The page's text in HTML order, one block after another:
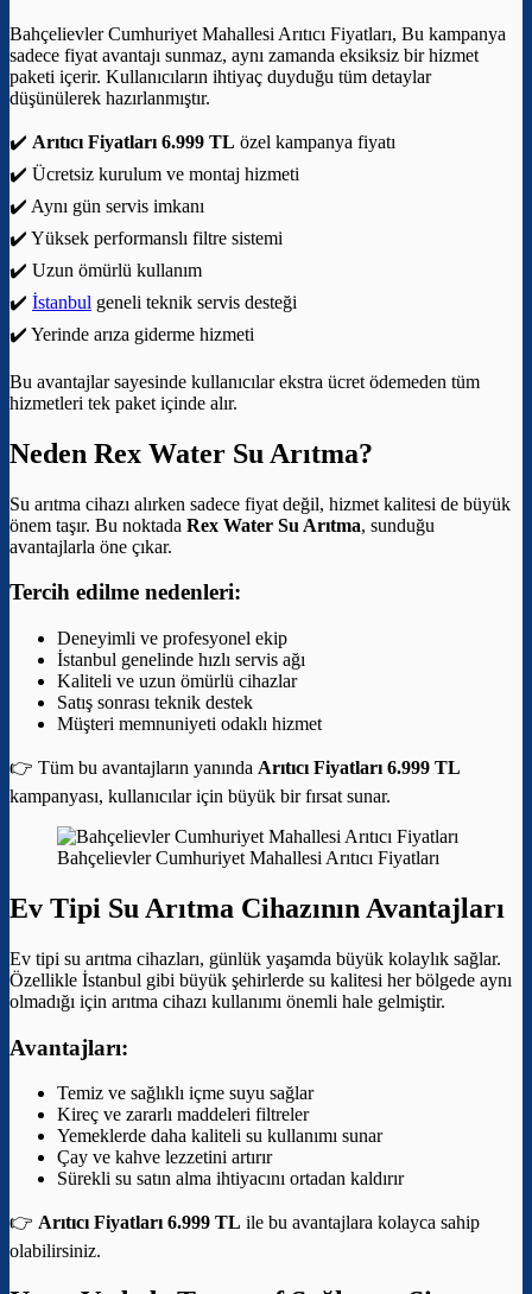
Bahçelievler Cumhuriyet Mahallesi Arıtıcı Fiyatları, Bu kampanya
sadece fiyat avantajı sunmaz, aynı zamanda eksiksiz bir hizmet
paketi içerir. Kullanıcıların ihtiyaç duyduğu tüm detaylar
düşünülerek hazırlanmıştır.
✔️ Arıtıcı Fiyatları 6.999 TL özel kampanya fiyatı
✔️ Ücretsiz kurulum ve montaj hizmeti
✔️ Aynı gün servis imkanı
✔️ Yüksek performanslı filtre sistemi
✔️ Uzun ömürlü kullanım
✔️ İstanbul geneli teknik servis desteği
✔️ Yerinde arıza giderme hizmeti
Bu avantajlar sayesinde kullanıcılar ekstra ücret ödemeden tüm
hizmetleri tek paket içinde alır.
Neden Rex Water Su Arıtma?
Su arıtma cihazı alırken sadece fiyat değil, hizmet kalitesi de büyük
önem taşır. Bu noktada Rex Water Su Arıtma, sunduğu
avantajlarla öne çıkar.
Tercih edilme nedenleri:
Deneyimli ve profesyonel ekip
İstanbul genelinde hızlı servis ağı
Kaliteli ve uzun ömürlü cihazlar
Satış sonrası teknik destek
Müşteri memnuniyeti odaklı hizmet
👉 Tüm bu avantajların yanında Arıtıcı Fiyatları 6.999 TL
kampanyası, kullanıcılar için büyük bir fırsat sunar.
Bahçelievler Cumhuriyet Mahallesi Arıtıcı Fiyatları
Ev Tipi Su Arıtma Cihazının Avantajları
Ev tipi su arıtma cihazları, günlük yaşamda büyük kolaylık sağlar.
Özellikle İstanbul gibi büyük şehirlerde su kalitesi her bölgede aynı
olmadığı için arıtma cihazı kullanımı önemli hale gelmiştir.
Avantajları:
Temiz ve sağlıklı içme suyu sağlar
Kireç ve zararlı maddeleri filtreler
Yemeklerde daha kaliteli su kullanımı sunar
Çay ve kahve lezzetini artırır
Sürekli su satın alma ihtiyacını ortadan kaldırır
👉 Arıtıcı Fiyatları 6.999 TL ile bu avantajlara kolayca sahip
olabilirsiniz.